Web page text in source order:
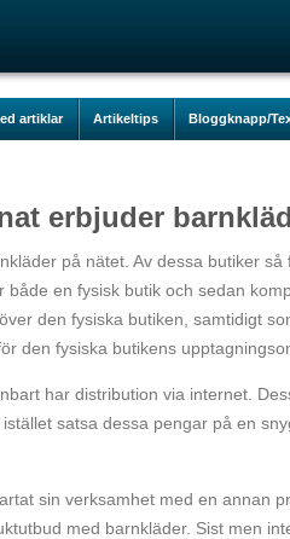
artiklar Artikeltips Bloggknapp/
erbjuder
på nätet. Av dessa butiker så
en fysisk butik och sedan
den fysiska butiken, samtidigt
den fysiska butikens
har distribution via internet.
satsa dessa pengar på en
sin verksamhet med en annan
med barnkläder. Sist men